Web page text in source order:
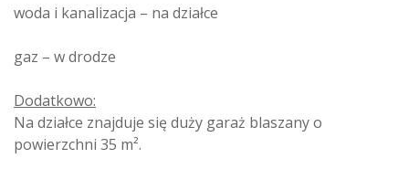
woda i kanalizacja – na działce
gaz – w drodze
Dodatkowo:
Na działce znajduje się duży garaż blaszany o
powierzchni 35 m².